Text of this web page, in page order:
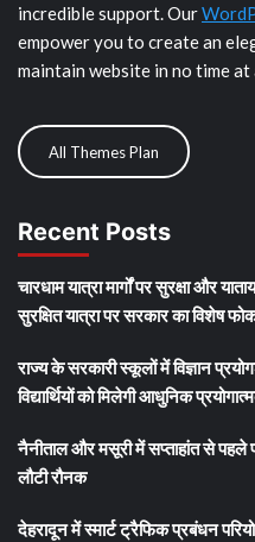
incredible support. Our
empower you to create an
maintain website in no time at
All Themes Plan
Recent Posts
चारधाम यात्रा मार्गों पर सुरक्षा और
सुरक्षित यात्रा पर सरकार का विशेष
राज्य के सरकारी स्कूलों में विज्ञान
विद्यार्थियों को मिलेगी आधुनिक
नैनीताल और मसूरी में सप्ताहांत से पहले
लौटी रौनक
देहरादून में स्मार्ट ट्रैफिक प्रबंधन